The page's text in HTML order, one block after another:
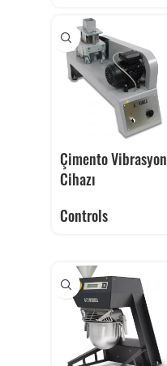
Çimento Vibrasyon
Cihazı
Controls